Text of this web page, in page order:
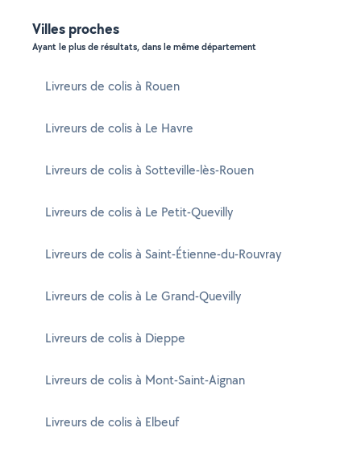
Villes proches
Ayant le plus de résultats, dans le même département
Livreurs de colis à Rouen
Livreurs de colis à Le Havre
Livreurs de colis à Sotteville-lès-Rouen
Livreurs de colis à Le Petit-Quevilly
Livreurs de colis à Saint-Étienne-du-Rouvray
Livreurs de colis à Le Grand-Quevilly
Livreurs de colis à Dieppe
Livreurs de colis à Mont-Saint-Aignan
Livreurs de colis à Elbeuf